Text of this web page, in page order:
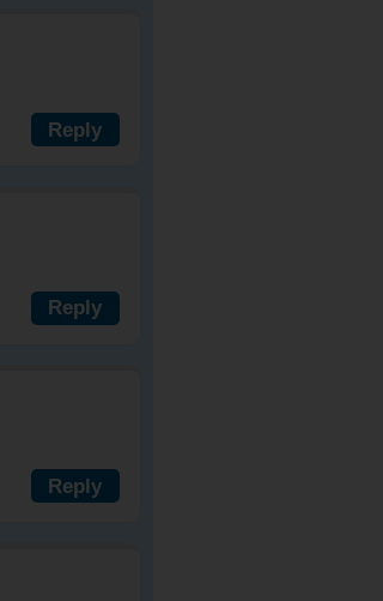
Reply
Reply
Reply